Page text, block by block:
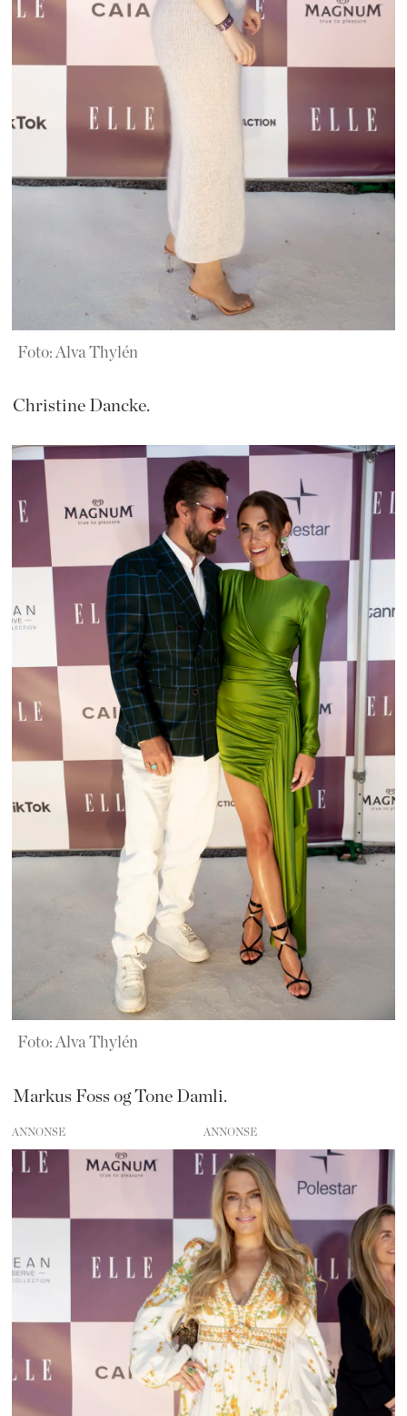
Foto: Alva Thylén
Christine Dancke.
Foto: Alva Thylén
Markus Foss og Tone Damli.
ANNONSE